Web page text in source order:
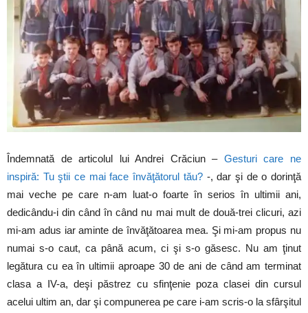
Îndemnată de articolul lui Andrei Crăciun – Gesturi care ne
inspiră: Tu ştii ce mai face învăţătorul tău?-, dar şi de o dorinţă
mai veche pe care n-am luat-o foarte în serios în ultimii ani,
dedicându-i din când în când nu mai mult de două-trei clicuri, azi
mi-am adus iar aminte de învăţătoarea mea. Şi mi-am propus nu
numai s-o caut, ca până acum, ci şi s-o găsesc. Nu am ţinut
legătura cu ea în ultimii aproape 30 de ani de când am terminat
clasa a IV-a, deşi păstrez cu sfinţenie poza clasei din cursul
acelui ultim an, dar şi compunerea pe care i-am scris-o la sfârşitul